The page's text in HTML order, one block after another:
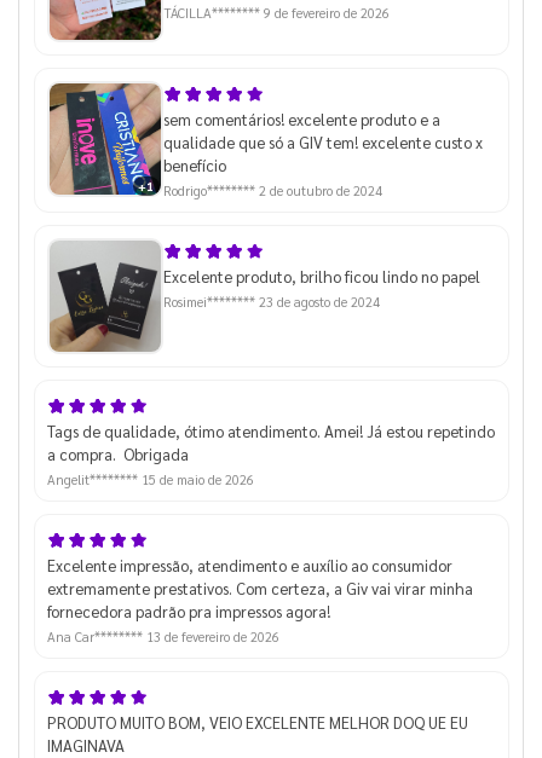
TÁCILLA******** 9 de fevereiro de 2026
+1
sem comentários! excelente produto e a
qualidade que só a GIV tem! excelente custo x
benefício
Rodrigo******** 2 de outubro de 2024
Excelente produto, brilho ficou lindo no papel
Rosimei******** 23 de agosto de 2024
Tags de qualidade, ótimo atendimento. Amei! Já estou repetindo
a compra. Obrigada
Angelit******** 15 de maio de 2026
Excelente impressão, atendimento e auxílio ao consumidor
extremamente prestativos. Com certeza, a Giv vai virar minha
fornecedora padrão pra impressos agora!
Ana Car******** 13 de fevereiro de 2026
PRODUTO MUITO BOM, VEIO EXCELENTE MELHOR DOQ UE EU
IMAGINAVA